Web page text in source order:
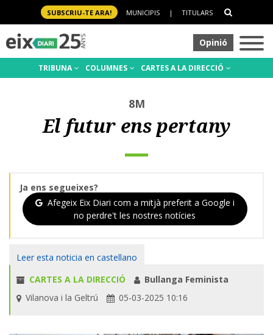
SUBSCRIU-TE ARA! MUNICIPIS | TITULARS
Opinió
TRIBUNA COLUMNES CARTES A LA DIRECCIÓ
8M
El futur ens pertany
Ja ens segueixes?
Afegeix Eix Diari com a mitjà preferit a Google i
no perdre't les nostres notícies
Leer esta noticia en castellano
CARTES A LA DIRECCIÓ
Bullanga Feminista
Vilanova i la Geltrú
05-03-2025 10:16